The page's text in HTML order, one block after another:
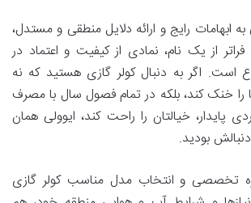
ابهامات رایج و ارائه دلایل منطقی و مستدل،
از یک نام، نمادی از کیفیت و اعتماد در
اگر به دنبال کولر گازی هستید که نه
را خنک کند، بلکه در تمام فصول سال با مصرف
پایدار، خیالتان را راحت کند، ایوولی همان
بودید.
تخصصی و انتخاب مدل مناسب کولر گازی